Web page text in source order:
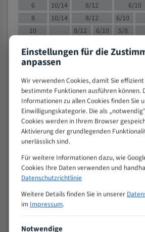
6
10/14 8/12 6/10
8
10/14 8/12 6/10
10
8/12 6/10 5/8
15
8/12 6/10
20
30
4/5
50
80
> 100
VOLLMATERIAL
M (mm)
Zähne pro
Zoll (ZpZ))
>
25
10/14
15 - 40
35 - 70
Einstellungen für die
anpassen
Wir verwenden Cookies, damit Sie
bestimmte Funktionen ausführen können.
Informationen zu allen Cookies finden Sie
Einwilligungskategorie. Die als
Cookies werden in Ihrem Browser
Aktivierung der grundlegenden
unerlässlich sind.
Für weitere Informationen dazu, wie
Cookies Ihre Daten verwenden und
Datenschutzrichtlinie
Weitere Details finden Sie in unserer
im Impressum.
Notwendige